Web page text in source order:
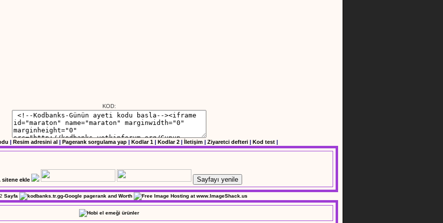
KOD:
| Resim adresini al | Pagerank sorgulama yap | Kodlar 1 | Kodlar 2 | İletişim | Ziyaretci defteri | Kod test |
Sayfayı yenile
Sayfa